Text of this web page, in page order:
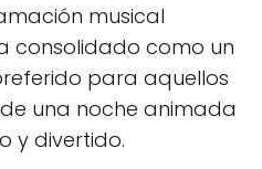
musical
consolidado como un
para aquellos
una noche animada
y divertido.